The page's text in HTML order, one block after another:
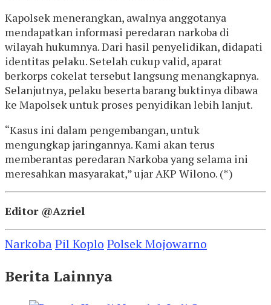
Kapolsek menerangkan, awalnya anggotanya
mendapatkan informasi peredaran narkoba di
wilayah hukumnya. Dari hasil penyelidikan, didapati
identitas pelaku. Setelah cukup valid, aparat
berkorps cokelat tersebut langsung menangkapnya.
Selanjutnya, pelaku beserta barang buktinya dibawa
ke Mapolsek untuk proses penyidikan lebih lanjut.
“Kasus ini dalam pengembangan, untuk
mengungkap jaringannya. Kami akan terus
memberantas peredaran Narkoba yang selama ini
meresahkan masyarakat,” ujar AKP Wilono. (*)
Editor @Azriel
NarkobaPil Koplo Polsek Mojowarno
Berita Lainnya